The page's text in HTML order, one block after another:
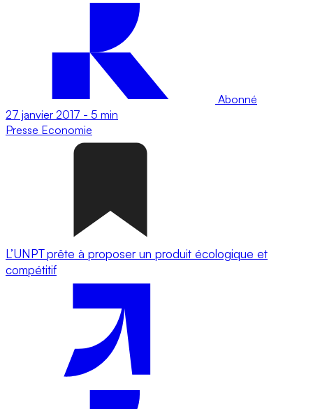
Abonné
27 janvier 2017 - 5 min
Presse Economie
L’UNPT prête à proposer un produit écologique et
compétitif